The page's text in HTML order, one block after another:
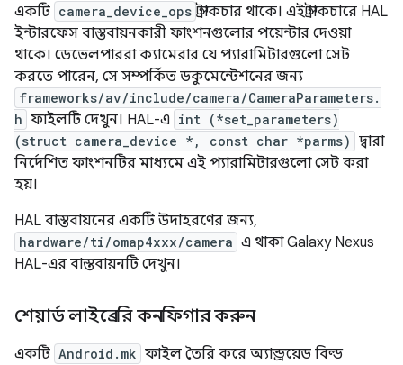
একটি camera_device_ops স্ট্রাকচার থাকে। এই স্ট্রাকচারে HAL
ইন্টারফেস বাস্তবায়নকারী ফাংশনগুলোর পয়েন্টার দেওয়া
থাকে। ডেভেলপাররা ক্যামেরার যে প্যারামিটারগুলো সেট
করতে পারেন, সে সম্পর্কিত ডকুমেন্টেশনের জন্য
frameworks/av/include/camera/CameraParameters.
h ফাইলটি দেখুন। HAL-এ int (*set_parameters)
(struct camera_device *, const char *parms) দ্বারা
নির্দেশিত ফাংশনটির মাধ্যমে এই প্যারামিটারগুলো সেট করা
হয়।
HAL বাস্তবায়নের একটি উদাহরণের জন্য,
hardware/ti/omap4xxx/camera এ থাকা Galaxy Nexus
HAL-এর বাস্তবায়নটি দেখুন।
শেয়ার্ড লাইব্রেরি কনফিগার করুন
একটি Android.mk ফাইল তৈরি করে অ্যান্ড্রয়েড বিল্ড